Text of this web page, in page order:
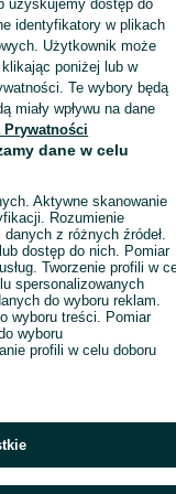
skontaktować się z
uzyskujemy dostęp do
identyfikatory w plikach
Użytkownik może
poniżej lub w
Te wybory będą
miały wpływu na dane
Prywatności
dane w celu
Aktywne skanowanie
Rozumienie
z różnych źródeł.
dostęp do nich. Pomiar
Tworzenie profili w
spersonalizowanych
do wyboru reklam.
wyboru treści. Pomiar
wyboru
profili w celu doboru